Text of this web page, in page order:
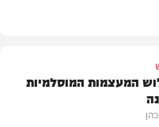
המעצמות המוסלמיות